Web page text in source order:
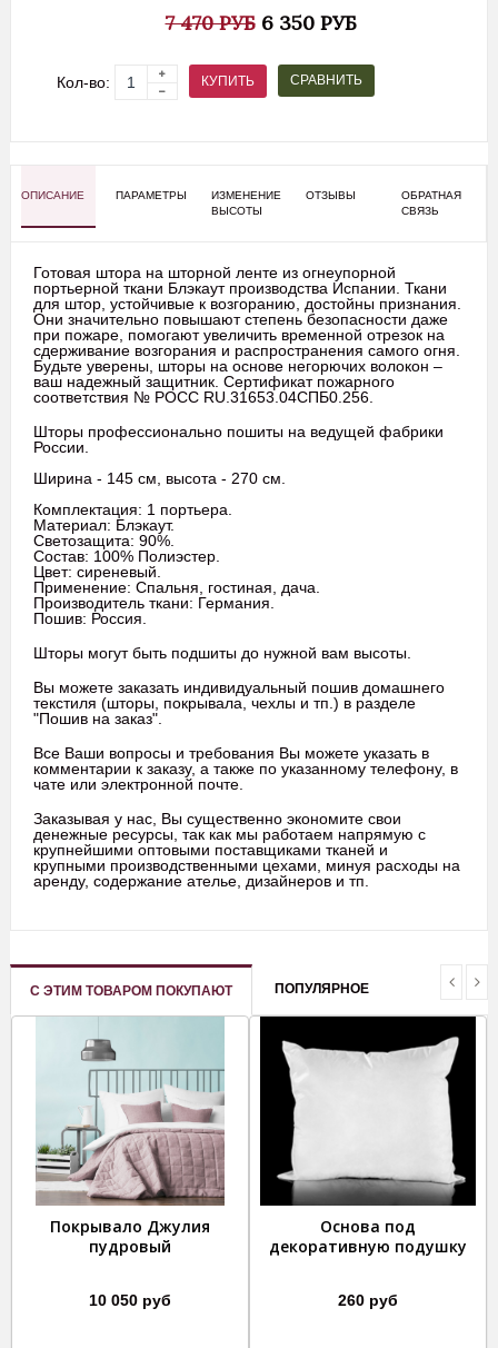
7 470 РУБ 6 350 РУБ
Кол-во: КУПИТЬ СРАВНИТЬ
ОПИСАНИЕ ПАРАМЕТРЫ
ИЗМЕНЕНИЕ
ВЫСОТЫ
ОТЗЫВЫ
ОБРАТНАЯ
СВЯЗЬ
Готовая штора на шторной ленте из огнеупорной
портьерной ткани Блэкаут производства Испании. Ткани
для штор, устойчивые к возгоранию, достойны признания.
Они значительно повышают степень безопасности даже
при пожаре, помогают увеличить временной отрезок на
сдерживание возгорания и распространения самого огня.
Будьте уверены, шторы на основе негорючих волокон –
ваш надежный защитник. Сертификат пожарного
соответствия № POCC RU.31653.04СПБ0.256.
Шторы профессионально пошиты на ведущей фабрики
России.
Ширина - 145 см, высота - 270 см.
Комплектация: 1 портьера.
Материал: Блэкаут.
Светозащита: 90%.
Состав: 100% Полиэстер.
Цвет: сиреневый.
Применение: Спальня, гостиная, дача.
Производитель ткани: Германия.
Пошив: Россия.
Шторы могут быть подшиты до нужной вам высоты.
Вы можете заказать индивидуальный пошив домашнего
текстиля (шторы, покрывала, чехлы и тп.) в разделе
"Пошив на заказ".
Все Ваши вопросы и требования Вы можете указать в
комментарии к заказу, а также по указанному телефону, в
чате или электронной почте.
Заказывая у нас, Вы существенно экономите свои
денежные ресурсы, так как мы работаем напрямую с
крупнейшими оптовыми поставщиками тканей и
крупными производственными цехами, минуя расходы на
аренду, содержание ателье, дизайнеров и тп.
С ЭТИМ ТОВАРОМ ПОКУПАЮТ ПОПУЛЯРНОЕ
Покрывало Джулия
пудровый
10 050 руб
Основа под
декоративную подушку
260 руб